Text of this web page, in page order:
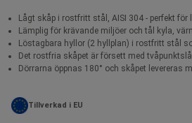
Lågt skåp i rostfritt stål, AISI 304 - perfekt
Lämplig för krävande miljöer och tål kyla,
Löstagbara hyllor (2 hyllplan) i rostfritt stål
Det rostfria skåpet är försett med
Dörrarna öppnas 180° och skåpet levereras
Tillverkad i EU